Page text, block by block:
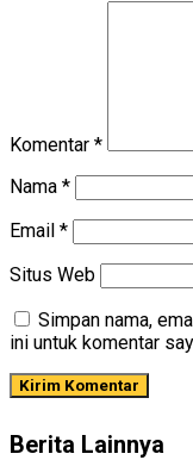
Komentar *
Nama *
Email *
Situs Web
Simpan nama,
ini untuk komentar
Berita Lainnya